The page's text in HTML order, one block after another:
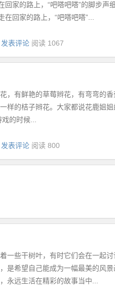
回家的路上，“吧嗒吧嗒”的脚步声
在回家的路上，“吧嗒吧嗒”...
发表评论 阅读 1067
，有鲜艳的草莓辫花，有弯弯的
样的桔子辫花。大家都说花鹿姐
的时候...
发表评论 阅读 800
一些干树叶，有时它们会在一起讨
是希望自己能成为一幅最美的风
永远生活在精彩的故事当中...